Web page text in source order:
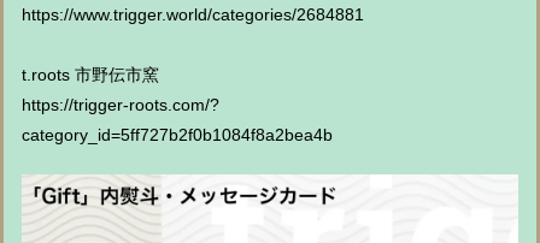
https://www.trigger.world/categories/2684881
t.roots 市野伝市窯
https://trigger-roots.com/?
category_id=5ff727b2f0b1084f8a2bea4b